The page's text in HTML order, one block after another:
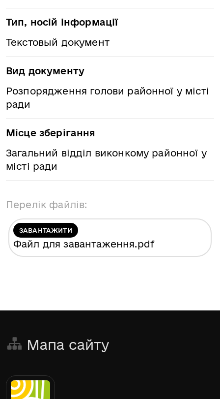
Тип, носій інформації
Текстовый документ
Вид документу
Розпорядження голови районної у місті
ради
Місце зберігання
Загальний відділ виконкому районної у
місті ради
Перелік файлів:
ЗАВАНТАЖИТИ
Файл для завантаження.pdf
Мапа сайту